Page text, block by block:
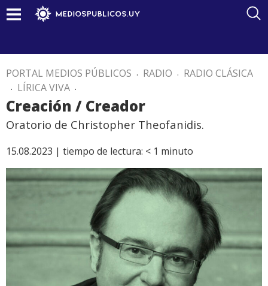
PORTAL MEDIOS PÚBLICOS . RADIO . RADIO CLÁSICA
. LÍRICA VIVA .
Creación / Creador
Oratorio de Christopher Theofanidis.
15.08.2023 | tiempo de lectura: < 1 minuto